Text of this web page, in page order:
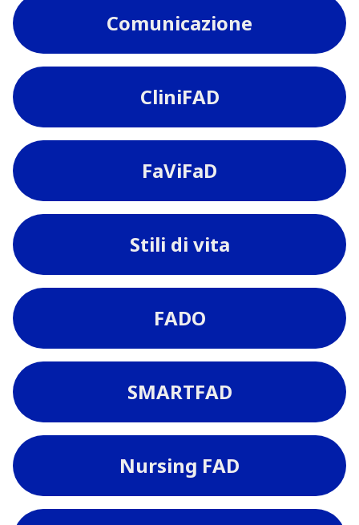
Comunicazione
CliniFAD
FaViFaD
Stili di vita
FADO
SMARTFAD
Nursing FAD